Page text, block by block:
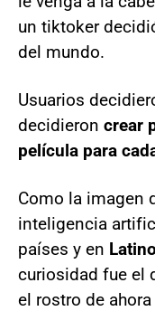
un tiktoker
del mundo.
Usuarios
decidieron crear
película para
Como la imagen
inteligencia
países y en
curiosidad fue el
el rostro de